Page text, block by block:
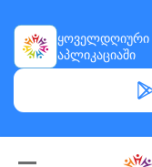
ყოველდღიური
აპლიკაციაში